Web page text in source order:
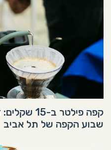
קפה פילטר
שבוע הקפה של תל אביב